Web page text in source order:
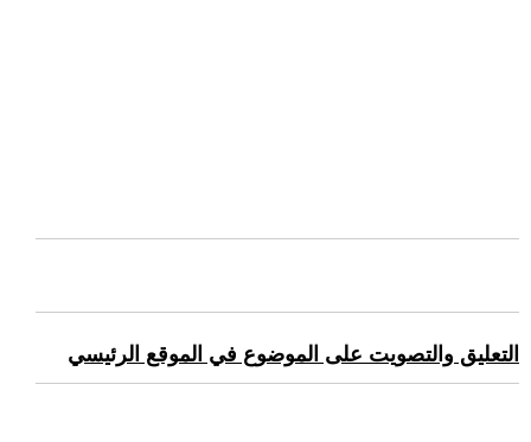
التعليق والتصويت على الموضوع في الموقع الرئيسي